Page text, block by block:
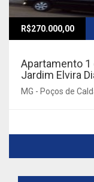
R$270.000,00
Apartamento 1
Jardim Elvira
MG - Poços de